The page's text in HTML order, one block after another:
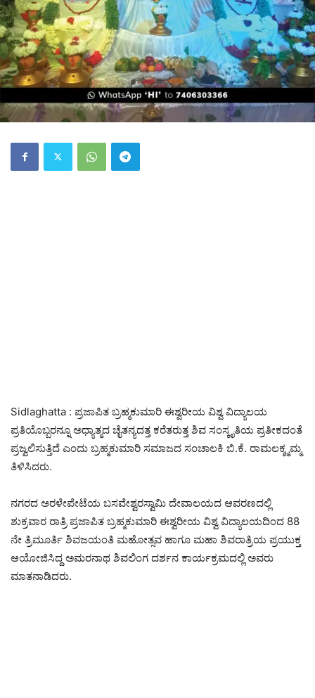
Sidlaghatta : ಪ್ರಜಾಪಿತ ಬ್ರಹ್ಮಕುಮಾರಿ ಈಶ್ವರೀಯ ವಿಶ್ವ ವಿದ್ಯಾಲಯ
ಪ್ರತಿಯೊಬ್ಬರನ್ನೂ ಅಧ್ಯಾತ್ಮದ ಚೈತನ್ಯದತ್ತ ಕರೆತರುತ್ತ ಶಿವ ಸಂಸ್ಕೃತಿಯ ಪ್ರತೀಕದಂತೆ
ಪ್ರಜ್ವಲಿಸುತ್ತಿದೆ ಎಂದು ಬ್ರಹ್ಮಕುಮಾರಿ ಸಮಾಜದ ಸಂಚಾಲಕಿ ಬಿ.ಕೆ. ರಾಮಲಕ್ಶ್ಮಮ್ಮ
ತಿಳಿಸಿದರು.
ನಗರದ ಅರಳೇಪೇಟೆಯ ಬಸವೇಶ್ವರಸ್ವಾಮಿ ದೇವಾಲಯದ ಆವರಣದಲ್ಲಿ
ಶುಕ್ರವಾರ ರಾತ್ರಿ ಪ್ರಜಾಪಿತ ಬ್ರಹ್ಮಕುಮಾರಿ ಈಶ್ವರೀಯ ವಿಶ್ವ ವಿದ್ಯಾಲಯದಿಂದ 88
ನೇ ತ್ರಿಮೂರ್ತಿ ಶಿವಜಯಂತಿ ಮಹೋತ್ಸವ ಹಾಗೂ ಮಹಾ ಶಿವರಾತ್ರಿಯ ಪ್ರಯುಕ್ತ
ಆಯೋಜಿಸಿದ್ದ ಅಮರನಾಥ ಶಿವಲಿಂಗ ದರ್ಶನ ಕಾರ್ಯಕ್ರಮದಲ್ಲಿ ಅವರು
ಮಾತನಾಡಿದರು.